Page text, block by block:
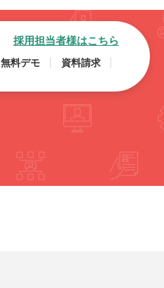
採用担当者様はこちら
無料デモ 資料請求